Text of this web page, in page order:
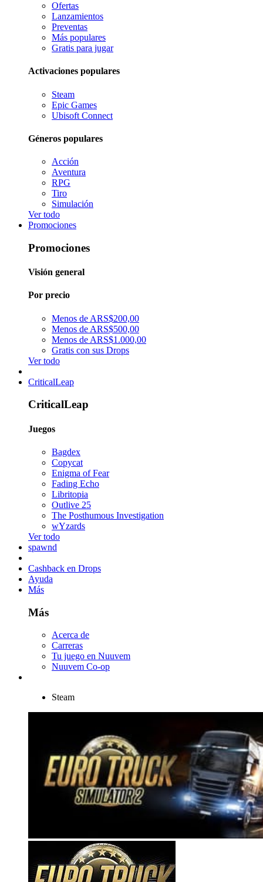
Ofertas
Lanzamientos
Preventas
Más populares
Gratis para jugar
Activaciones populares
Steam
Epic Games
Ubisoft Connect
Géneros populares
Acción
Aventura
RPG
Tiro
Simulación
Ver todo
Promociones
Promociones
Visión general
Por precio
Menos de ARS$200,00
Menos de ARS$500,00
Menos de ARS$1.000,00
Gratis con sus Drops
Ver todo
CriticalLeap
CriticalLeap
Juegos
Bagdex
Copycat
Enigma of Fear
Fading Echo
Libritopia
Outlive 25
The Posthumous Investigation
wYzards
Ver todo
spawnd
Cashback en Drops
Ayuda
Más
Más
Acerca de
Carreras
Tu juego en Nuuvem
Nuuvem Co-op
Steam